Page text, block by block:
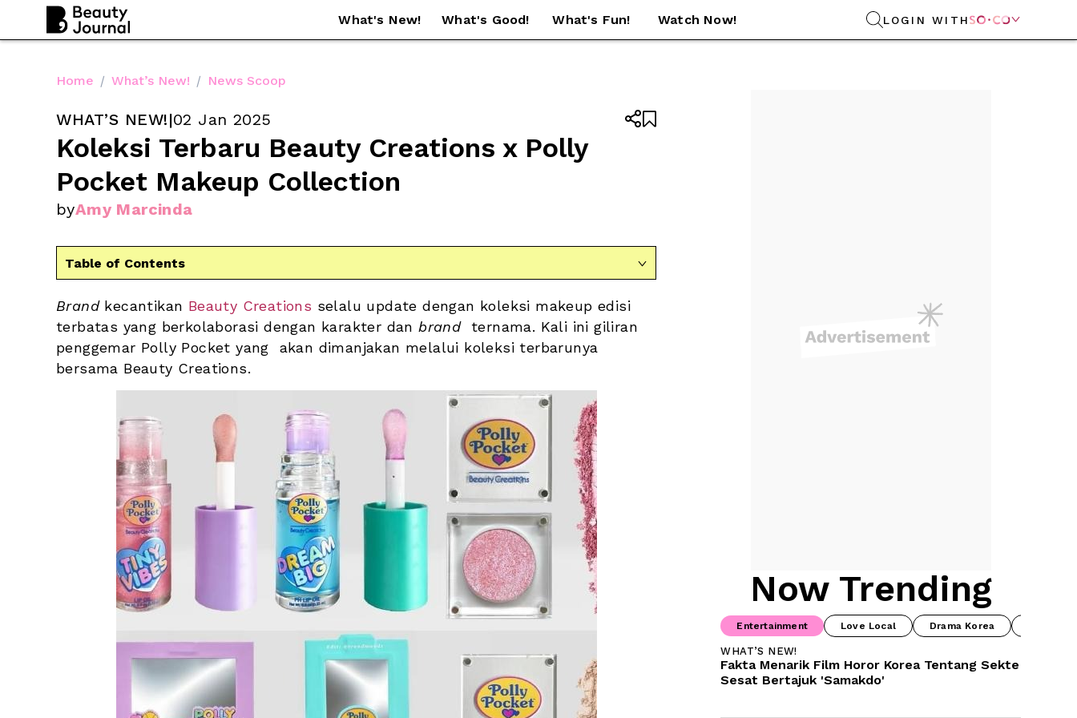
What's New! What's Good! What's Fun! Watch Now! LOGIN WITH 
Home / What’s New! / News Scoop
WHAT’S NEW!|02 Jan 2025
Koleksi Terbaru Beauty Creations x Polly
Pocket Makeup Collection
byAmy Marcinda


Table of Contents 
Brand kecantikan Beauty Creations selalu update dengan koleksi makeup edisi
terbatas yang berkolaborasi dengan karakter dan brand
  ternama. Kali ini giliran
penggemar Polly Pocket yang  akan dimanjakan melalui koleksi terbarunya
bersama Beauty Creations.
Now Trending
Entertainment Love Local Drama Korea
WHAT’S NEW!
Fakta Menarik Film Horor Korea Tentang Sekte
Sesat Bertajuk 'Samakdo'